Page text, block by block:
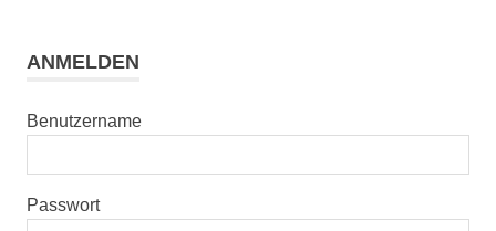
ANMELDEN
Benutzername
Passwort